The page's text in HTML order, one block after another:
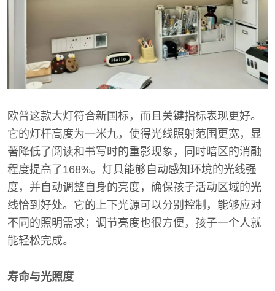
欧普这款大灯符合新国标，而且关键指标表现更好。
它的灯杆高度为一米九，使得光线照射范围更宽，显
著降低了阅读和书写时的重影现象，同时暗区的消融
程度提高了168%。灯具能够自动感知环境的光线强
度，并自动调整自身的亮度，确保孩子活动区域的光
线恰到好处。它的上下光源可以分别控制，能够应对
不同的照明需求；调节亮度也很方便，孩子一个人就
能轻松完成。
寿命与光照度